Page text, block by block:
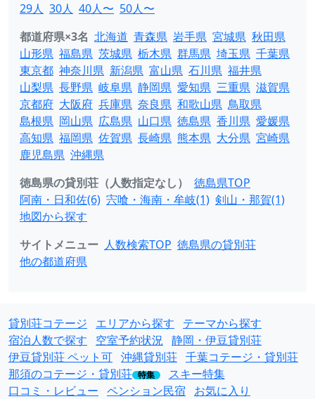
29人 30人 40人〜 50人〜
都道府県×3名 北海道 青森県 岩手県 宮城県 秋田県
山形県 福島県 茨城県 栃木県 群馬県 埼玉県 千葉県
東京都 神奈川県 新潟県 富山県 石川県 福井県
山梨県 長野県 岐阜県 静岡県 愛知県 三重県 滋賀県
京都府 大阪府 兵庫県 奈良県 和歌山県 鳥取県
島根県 岡山県 広島県 山口県 徳島県 香川県 愛媛県
高知県 福岡県 佐賀県 長崎県 熊本県 大分県 宮崎県
鹿児島県 沖縄県
徳島県の貸別荘（人数指定なし）
徳島県TOP
阿南・日和佐(6) 宍喰・海南・牟岐(1) 剣山・那賀(1)
地図から探す
サイトメニュー 人数検索TOP 徳島県の貸別荘
他の都道府県
貸別荘コテージ エリアから探す
テーマから探す
宿泊人数で探す
空室予約状況 静岡・伊豆貸別荘
伊豆貸別荘 ペット可 沖縄貸別荘 千葉コテージ・貸別荘
那須のコテージ・貸別荘 特集
スキー特集
口コミ・レビュー ペンション民宿 お気に入り